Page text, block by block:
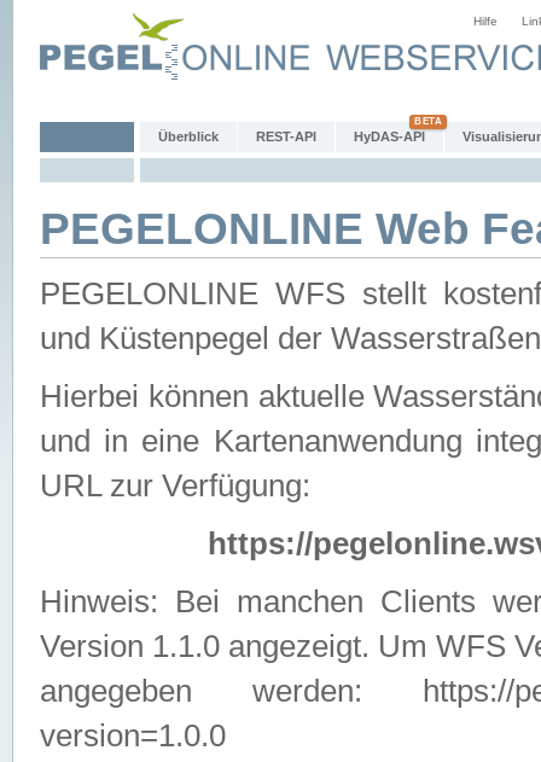
Hilfe
Überblick REST-API HyDAS-API
PEGELONLINE Web
PEGELONLINE WFS stellt
und Küstenpegel der
Hierbei können aktuelle
und in eine Kartenanwendung
URL zur Verfügung:
https://
Hinweis: Bei manchen Clients
Version 1.1.0 angezeigt. Um WFS
angegeben werden: https://
version=1.0.0